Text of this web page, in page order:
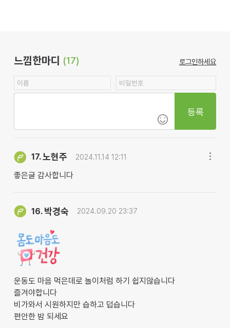
느낌한마디 (17) 로그인하세요
등록
17.노현주 2024.11.14 12:11
좋은글 감사합니다
16. 박경숙 2024.09.20 23:37
운동도 마음 먹은데로 놀이처럼 하기 쉽지않습니다
즐겨야합니다
비가와서 시원하지만 습하고 덥습니다
편안한 밤 되세요